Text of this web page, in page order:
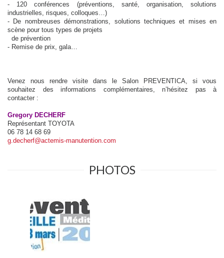
- 120 conférences (préventions, santé, organisation, solutions
industrielles, risques, colloques…)
- De nombreuses démonstrations, solutions techniques et mises en
scène pour tous types de projets
de prévention
- Remise de prix, gala…
Venez nous rendre visite dans le Salon PREVENTICA, si vous
souhaitez des informations complémentaires, n’hésitez pas à
contacter :
Gregory DECHERF
Représentant TOYOTA
06 78 14 68 69
g.decherf@actemis-manutention.com
PHOTOS